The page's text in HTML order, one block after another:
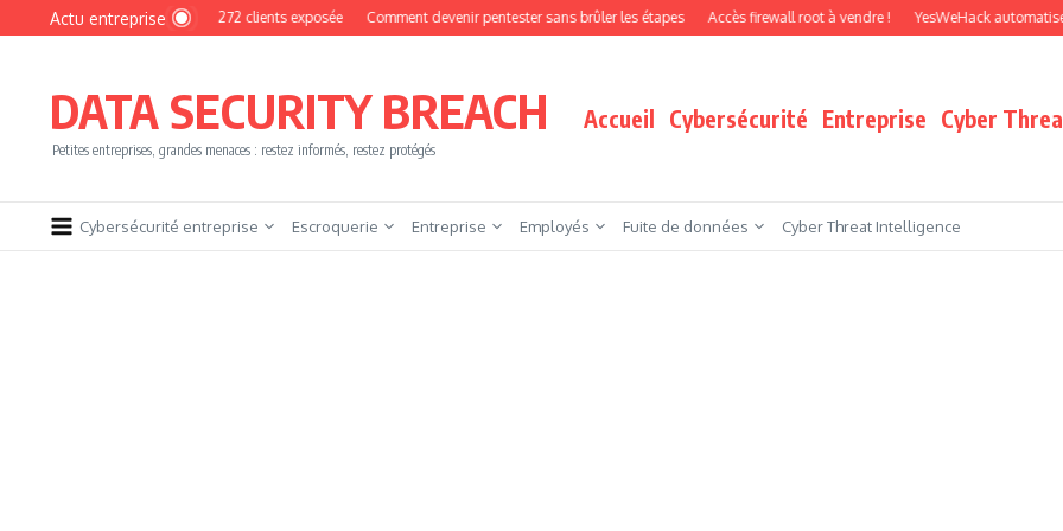
Aller au contenu
Actu entreprise
: une base de 16 272 clients exposée Comment devenir pentester sans brûler les étapes Accès firewall root à vendre ! YesWeHack automatise le
DATA SECURITY BREACH
Petites entreprises, grandes menaces : restez informés, restez protégés
Accueil Cybersécurité Entreprise Cyber
Cybersécurité entreprise Escroquerie Entreprise Employés Fuite de données Cyber Threat Intelligence